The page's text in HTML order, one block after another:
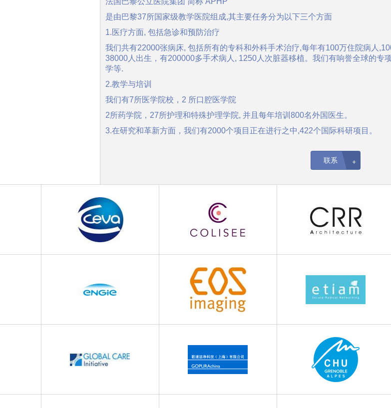
是由巴黎37所国家级教学医院组成,其主要任务分为以下三个方面
1.医疗方面, 包括急诊和预防治疗
我们共有22000张病床, 包括所有的专科和外科手术治疗,每年有100万住院病人
38000人出生，有200000多手术病人, 1250人次脏器移植。我们有响誉全球的专
学等.
2.教学与培训
我们有7所医学院校，2 所口腔医学院
2所药学院，27所护理和特殊护理学院, 并且每年培训800名外国医生。
3.在研究和革新方面，我们有2000个项目正在进行之中,422个国际科研项目。
联系